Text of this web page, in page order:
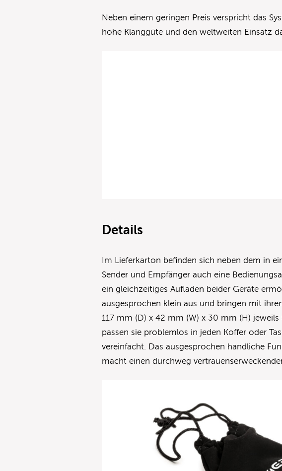
Neben einem geringen Preis verspricht das
hohe Klanggüte und den weltweiten Einsatz
Details
Im Lieferkarton befinden sich neben dem in
Sender und Empfänger auch eine
ein gleichzeitiges Aufladen beider Geräte
ausgesprochen klein aus und bringen mit
117 mm (D) x 42 mm (W) x 30 mm (H)
passen sie problemlos in jeden Koffer oder
vereinfacht. Das ausgesprochen handliche
macht einen durchweg